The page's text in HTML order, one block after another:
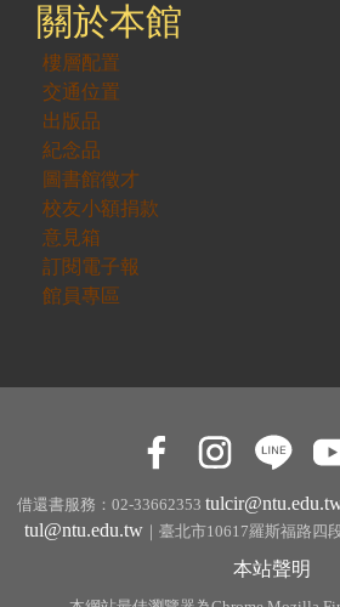
關於本館
樓層配置
交通位置
出版品
紀念品
圖書館徵才
校友小額捐款
意見箱
訂閱電子報
館員專區
借還書服務：02-33662353
tul@ntu.edu.tw｜臺北市10617羅斯福路四
本站聲明